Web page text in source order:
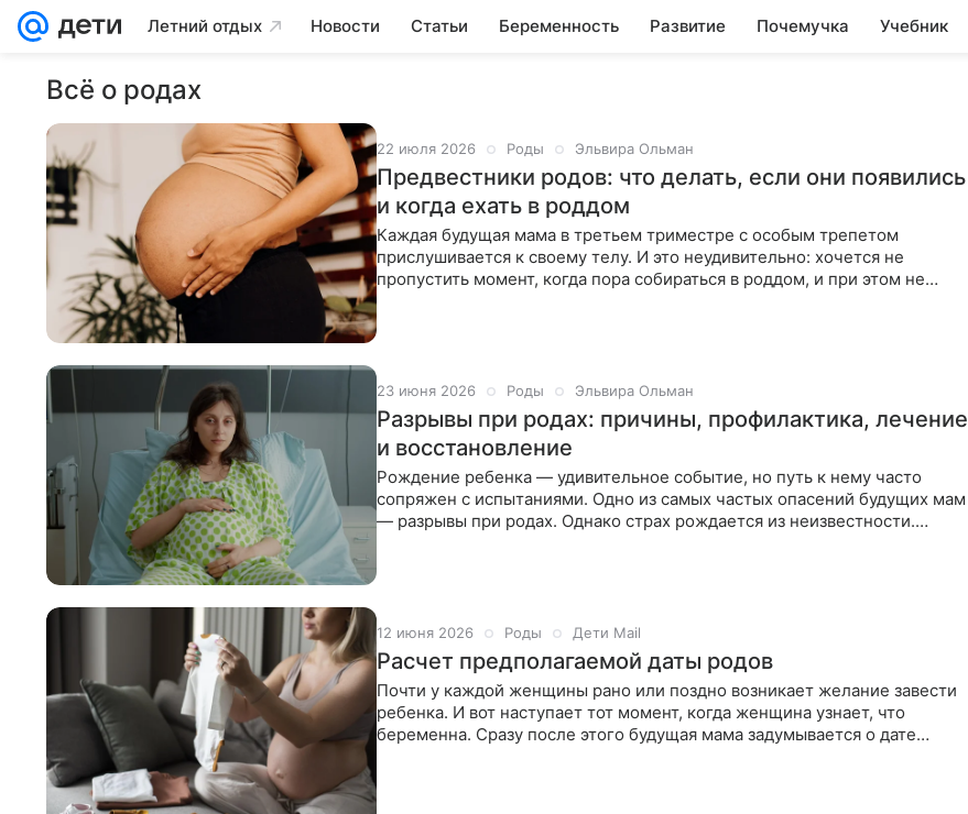
Летний отдых Новости Статьи Беременность Развитие Почемучка Учебник
Всё о родах
22 июля 2026 Роды Эльвира Ольман
Предвестники родов: что делать, если они появились
и когда ехать в роддом
Каждая будущая мама в третьем триместре с особым трепетом
прислушивается к своему телу. И это неудивительно: хочется не
пропустить момент, когда пора собираться в роддом, и при этом не
23 июня 2026 Роды Эльвира Ольман
Разрывы при родах: причины, профилактика, лечение
и восстановление
Рождение ребенка — удивительное событие, но путь к нему часто
сопряжен с испытаниями. Одно из самых частых опасений будущих мам
— разрывы при родах. Однако страх рождается из неизвестности.
12 июня 2026 Роды Дети Mail
Расчет предполагаемой даты родов
Почти у каждой женщины рано или поздно возникает желание завести
ребенка. И вот наступает тот момент, когда женщина узнает, что
беременна. Сразу после этого будущая мама задумывается о дате